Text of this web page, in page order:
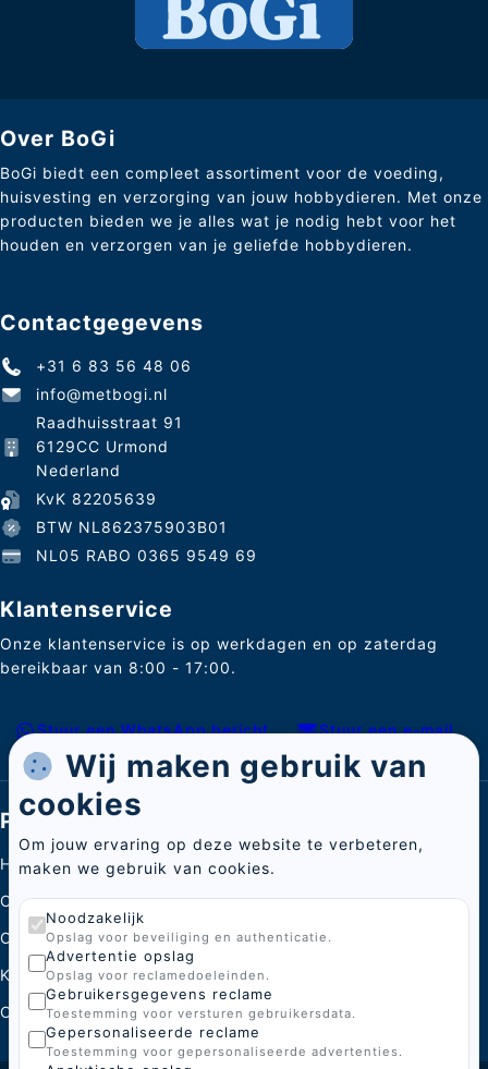
Wij maken gebruik van
cookies
Om jouw ervaring op deze website te verbeteren,
maken we gebruik van cookies.
Noodzakelijk
Opslag voor beveiliging en authenticatie.
Advertentie opslag
Opslag voor reclamedoeleinden.
Gebruikersgegevens reclame
Toestemming voor versturen gebruikersdata.
Gepersonaliseerde reclame
Toestemming voor gepersonaliseerde advertenties.
Over BoGi
BoGi biedt een compleet assortiment voor de voeding,
huisvesting en verzorging van jouw hobbydieren. Met onze
producten bieden we je alles wat je nodig hebt voor het
houden en verzorgen van je geliefde hobbydieren.
Contactgegevens
+31 6 83 56 48 06
info@metbogi.nl
Raadhuisstraat 91
6129CC Urmond
Nederland
KvK 82205639
BTW NL862375903B01
NL05 RABO 0365 9549 69
Klantenservice
Onze klantenservice is op werkdagen en op zaterdag
bereikbaar van 8:00 - 17:00.
Stuur een WhatsApp bericht Stuur een e-mail
Pagina's
Home
Categorieën
Over ons
Kenniscentrum
Contact